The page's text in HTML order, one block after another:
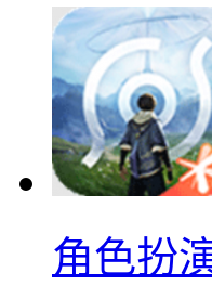
角色扮